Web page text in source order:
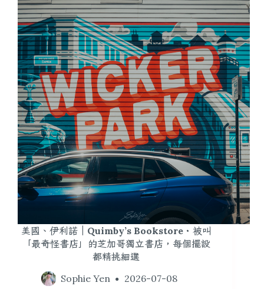
美國、伊利諾｜Quimby’s Bookstore・被叫
「最奇怪書店」的芝加哥獨立書店，每個擺設
都精挑細選
Sophie Yen
2026-07-08